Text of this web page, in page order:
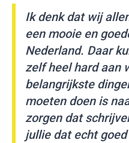
Ik denk dat wij
een mooie en
Nederland. Daar
zelf heel hard aan
belangrijkste
moeten doen is
zorgen dat
jullie dat echt